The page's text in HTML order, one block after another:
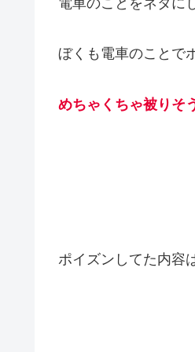
ぼくも電車のことで
めちゃくちゃ被りそ
ポイズンしてた内容